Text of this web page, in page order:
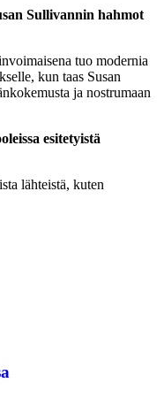
Sullivannin hahmot
tuo modernia
kun taas Susan
ja nostrumaan
esitetyistä
lähteistä, kuten